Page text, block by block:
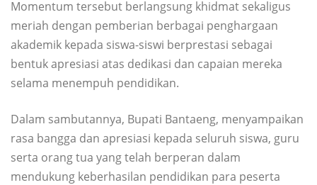
Momentum tersebut berlangsung khidmat sekaligus
meriah dengan pemberian berbagai penghargaan
akademik kepada siswa-siswi berprestasi sebagai
bentuk apresiasi atas dedikasi dan capaian mereka
selama menempuh pendidikan.
Dalam sambutannya, Bupati Bantaeng, menyampaikan
rasa bangga dan apresiasi kepada seluruh siswa, guru
serta orang tua yang telah berperan dalam
mendukung keberhasilan pendidikan para peserta